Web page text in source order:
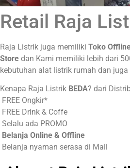
Retail Raja
Raja Listrik juga memiliki Toko
Store dan Kami memiliki lebih dari
kebutuhan alat listrik rumah dan
Kenapa Raja Listrik BEDA? dari
FREE Ongkir*
FREE Drink & Coffe
Selalu ada PROMO
Belanja Online & Offline
Belanja nyaman serasa di Mall